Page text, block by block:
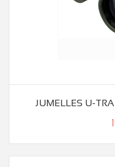
JUMELLES U-